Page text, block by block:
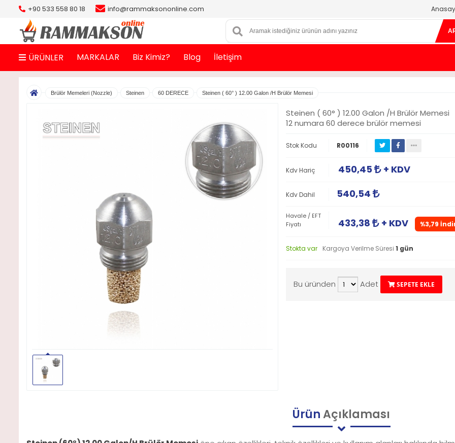
+90 533 558 80 18 info@rammaksononline.com
ÜRÜNLER MARKALAR Biz Kimiz? Blog İletişim
Brülör Memeleri (Nozzle) Steinen 60 DERECE Steinen ( 60° ) 12.00 Galon /H Brülör Memesi
Steinen ( 60° ) 12.00 Galon /H Brülör Memesi
12 numara 60 derece brülör memesi
Stok Kodu R00116
Kdv Hariç 450,45 + KDV
Kdv Dahil 540,54
Havale / EFT
Fiyatı
433,38 + KDV %3,79
Stokta var Kargoya Verilme Süresi 1 gün
Bu üründen Adet SEPETE EKLE
ÜrünAçıklaması